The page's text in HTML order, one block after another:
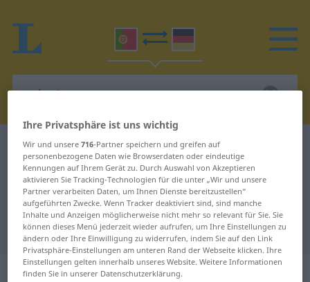
Portugiesisch-Deutsch Wörterbuch
Portugiesisch-Deutsch
Übersetzung für "oclusiva"
"oclusiva" Deutsch Übersetzung
„oclusiva“: feminino
Ihre Privatsphäre ist uns wichtig
Wir und unsere716-Partner speichern und greifen auf
personenbezogene Daten wie Browserdaten oder eindeutige
Kennungen auf Ihrem Gerät zu. Durch Auswahl von Akzeptieren
aktivieren Sie Tracking-Technologien für die unter „Wir und unsere
Partner verarbeiten Daten, um Ihnen Dienste bereitzustellen“
aufgeführten Zwecke. Wenn Tracker deaktiviert sind, sind manche
Inhalte und Anzeigen möglicherweise nicht mehr so relevant für Sie. Sie
können dieses Menü jederzeit wieder aufrufen, um Ihre Einstellungen zu
ändern oder Ihre Einwilligung zu widerrufen, indem Sie auf den Link
Privatsphäre-Einstellungen am unteren Rand der Webseite klicken. Ihre
Einstellungen gelten innerhalb unseres Website. Weitere Informationen
finden Sie in unserer Datenschutzerklärung.